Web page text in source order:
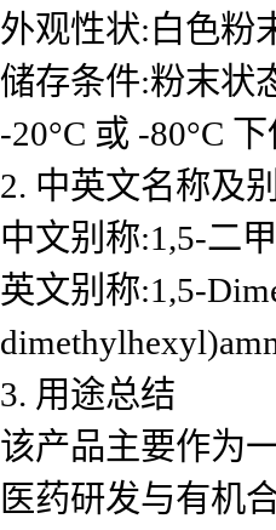
外观性状:白色粉
储存条件:粉末状
-20°C 或 -80°C 下
2. 中英文名称及
中文别称:1,5-二
英文别称:1,5-
3. 用途总结
该产品主要作为
医药研发与有机